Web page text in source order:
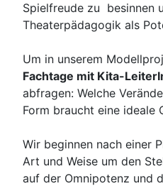
Spielfreude zu besinnen
Theaterpädagogik als
Um in unserem
Fachtage mit Kita-
abfragen: Welche
Form braucht eine ideale
Wir beginnen nach einer
Art und Weise um den
auf der Omnipotenz und